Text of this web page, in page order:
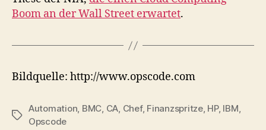
Boom an der Wall Street erwartet.
Bildquelle: http://www.opscode.com
Tags
Automation, BMC, CA, Chef, Finanzspritze, HP, IBM,
Opscode